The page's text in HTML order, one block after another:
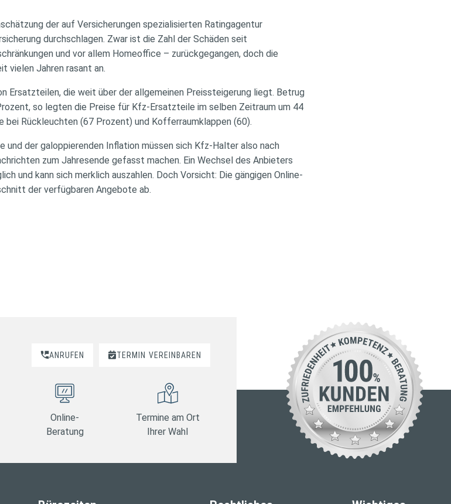
der auf Versicherungen spezialisierten Ratingagentur
durchschlagen. Zwar ist die Zahl der Schäden seit
und vor allem Homeoffice – zurückgegangen, doch die
vielen Jahren rasant an.
Ersatzteilen, die weit über der allgemeinen Preissteigerung liegt. Betrug
so legten die Preise für Kfz-Ersatzteile im selben Zeitraum um 44
bei Rückleuchten (67 Prozent) und Kofferraumklappen (60).
der galoppierenden Inflation müssen sich Kfz-Halter also nach
zum Jahresende gefasst machen. Ein Wechsel des Anbieters
und kann sich merklich auszahlen. Doch Vorsicht: Die gängigen Online-
der verfügbaren Angebote ab.
ANRUFEN TERMIN VEREINBAREN
Online-
Beratung
Termine am Ort
Ihrer Wahl